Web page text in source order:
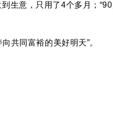
意，只用了4个多月；
共同富裕的美好明天”。